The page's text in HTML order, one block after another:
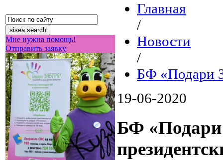
Мне нужна помощь!
Отправить заявку
Главная
/
Новости
/
БФ «Подари
19-06-2020
БФ